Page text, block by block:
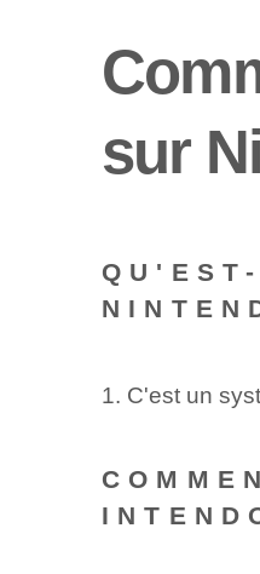
sur
1. C'est un